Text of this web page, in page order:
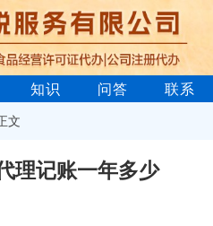
知识 问答 联系
文
理记账一年多少